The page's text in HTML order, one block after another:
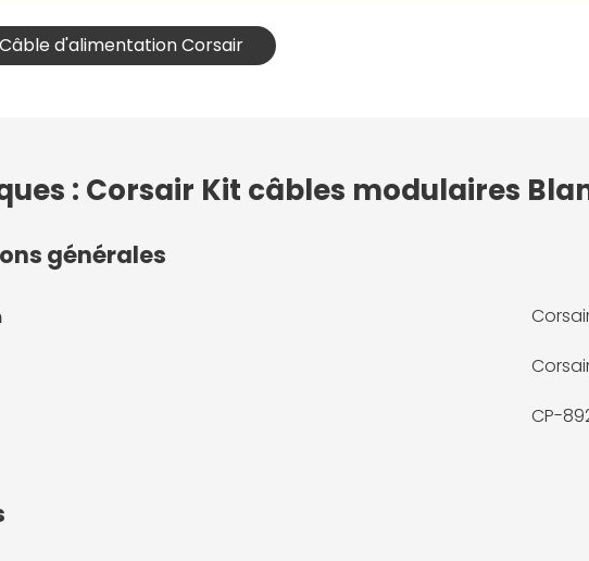
d'alimentation Corsair
: Corsair Kit câbles modulaires
générales
CP-